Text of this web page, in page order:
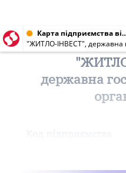
Карта підприємства
"ЖИТЛО-ІНВЕСТ", державна
державна